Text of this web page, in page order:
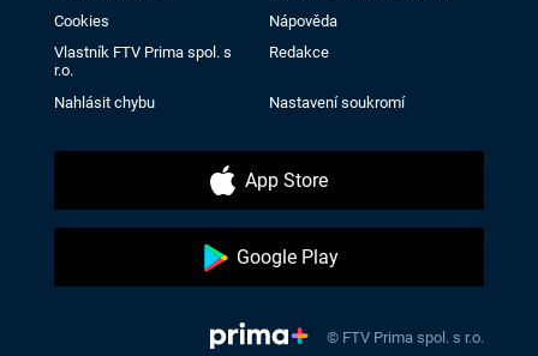
Cookies
Nápověda
Vlastník FTV Prima spol. s
r.o.
Redakce
Nahlásit chybu Nastavení soukromí
App Store
Google Play
© FTV Prima spol. s r.o.